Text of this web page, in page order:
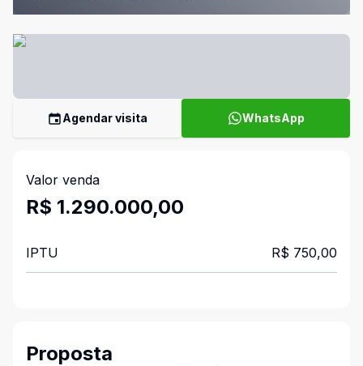
Agendar visita WhatsApp
Valor venda
R$ 1.290.000,00
IPTU R$ 750,00
Proposta